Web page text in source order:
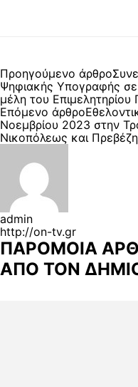
Προηγούμενο άρθρο
Ψηφιακής Υπογραφής σε
μέλη του Επιμελητηρίου
Επόμενο άρθρο
Νοεμβρίου 2023 στην
Νικοπόλεως και
admin
http://on-tv.gr
ΠΑΡΟΜΟΙΑ
ΑΠΟ ΤΟΝ